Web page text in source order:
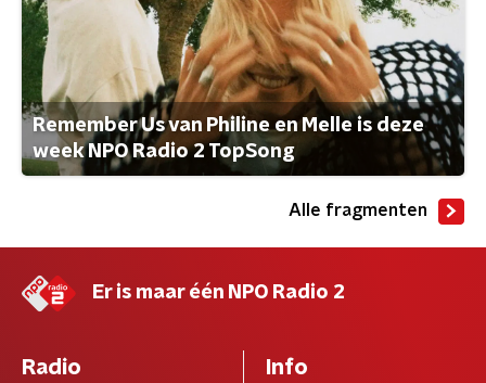
Remember Us van Philine en Melle is deze
week NPO Radio 2 TopSong
Alle fragmenten
Er is maar één NPO Radio 2
Radio Info